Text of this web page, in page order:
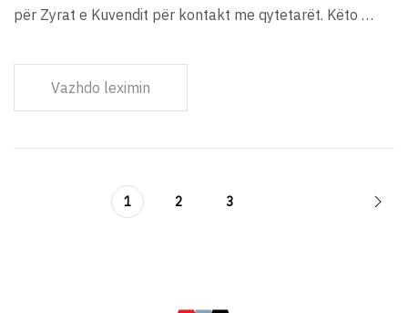
për Zyrat e Kuvendit për kontakt me qytetarët. Këto …
Vazhdo leximin
1 2 3